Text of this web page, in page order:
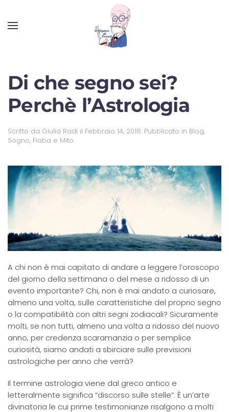
Di che segno sei?
Perchè l’Astrologia
Scritto da Giulia Radi il Febbraio 14, 2018. Pubblicato in Blog,
Sogno, Fiaba e Mito.
A chi non è mai capitato di andare a leggere l’oroscopo
del giorno della settimana o del mese a ridosso di un
evento importante? Chi, non è mai andato a curiosare,
almeno una volta, sulle caratteristiche del proprio segno
o la compatibilità con altri segni zodiacali? Sicuramente
molti, se non tutti, almeno una volta a ridosso del nuovo
anno, per credenza scaramanzia o per semplice
curiosità, siamo andati a sbirciare sulle previsioni
astrologiche per anno che verrà?
Il termine astrologia viene dal greco antico e
letteralmente significa “discorso sulle stelle”. È un’arte
divinatoria le cui prime testimonianze risalgono a molti